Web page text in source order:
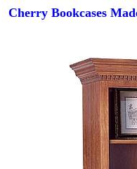
Cherry Bookcases